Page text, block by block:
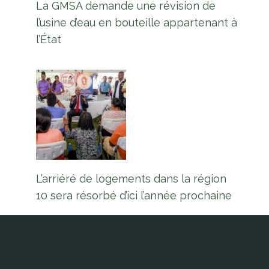
La GMSA demande une révision de
l’usine d’eau en bouteille appartenant à
l’État
L’arriéré de logements dans la région
10 sera résorbé d’ici l’année prochaine